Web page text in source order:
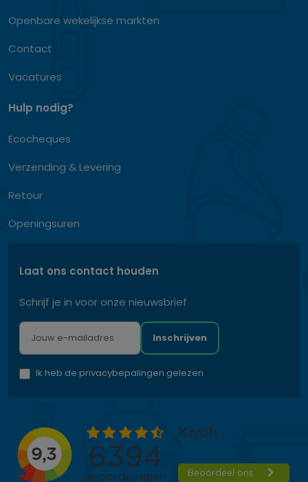
Openbare wekelijkse markten
Contact
Vacatures
Hulp nodig?
Ecocheques
Verzending & Levering
Retour
Openingsuren
Laat ons contact houden
Schrijf je in voor onze nieuwsbrief
Inschrijven
Ik heb de privacybepalingen gelezen